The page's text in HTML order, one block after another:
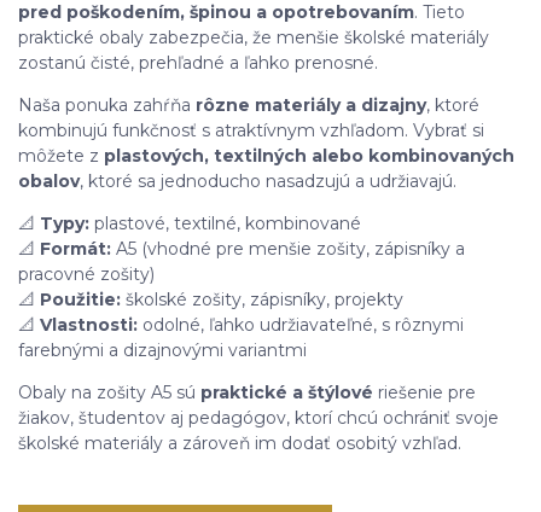
pred poškodením, špinou a opotrebovaním. Tieto
praktické obaly zabezpečia, že menšie školské materiály
zostanú čisté, prehľadné a ľahko prenosné.
Naša ponuka zahŕňa rôzne materiály a dizajny, ktoré
kombinujú funkčnosť s atraktívnym vzhľadom. Vybrať si
môžete z plastových, textilných alebo kombinovaných
obalov, ktoré sa jednoducho nasadzujú a udržiavajú.
📐 Typy: plastové, textilné, kombinované
📐 Formát: A5 (vhodné pre menšie zošity, zápisníky a
pracovné zošity)
📐 Použitie: školské zošity, zápisníky, projekty
📐 Vlastnosti: odolné, ľahko udržiavateľné, s rôznymi
farebnými a dizajnovými variantmi
Obaly na zošity A5 sú praktické a štýlové riešenie pre
žiakov, študentov aj pedagógov, ktorí chcú ochrániť svoje
školské materiály a zároveň im dodať osobitý vzhľad.